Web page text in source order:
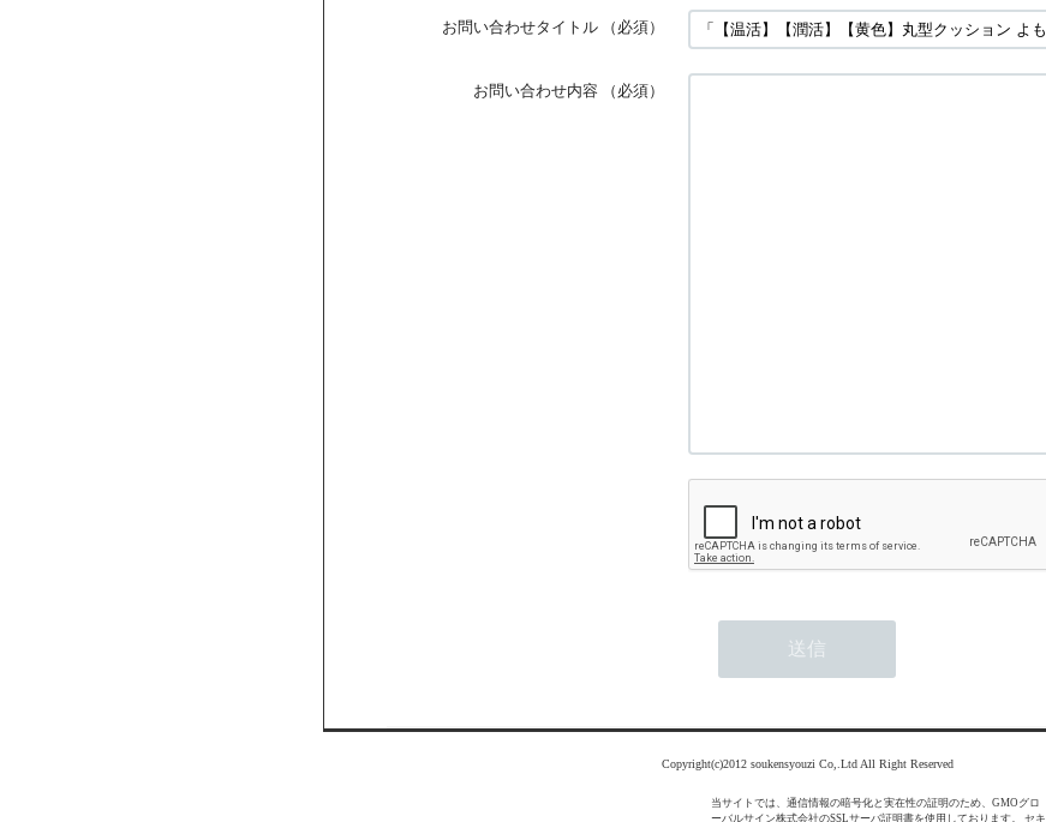
お問い合わせタイトル （必須）
お問い合わせ内容 （必須）
Copyright(c)2012 soukensyouzi Co,.Ltd All Right Reserved
当サイトでは、通信情報の暗号化と実在性の証明のため、GMOグロ
ーバルサイン株式会社のSSLサーバ証明書を使用しております。 セキ